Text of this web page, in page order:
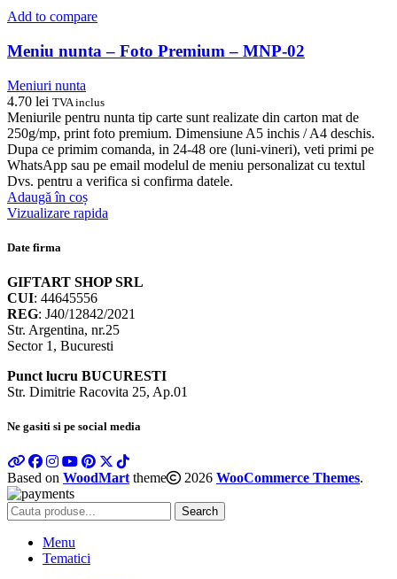
Add to compare
Meniu nunta – Foto Premium – MNP-02
Meniuri nunta
4.70 lei TVA inclus
Meniurile pentru nunta tip carte sunt realizate din carton mat de
250g/mp, print foto premium. Dimensiune A5 inchis / A4 deschis.
Dupa ce primim comanda, in 24-48 ore (luni-vineri), veti primi pe
WhatsApp sau pe email modelul de meniu personalizat cu textul
Dvs. pentru a verifica si confirma datele.
Adaugă în coș
Vizualizare rapida
Date firma
GIFTART SHOP SRL
CUI: 44645556
REG: J40/12842/2021
Str. Argentina, nr.25
Sector 1, Bucuresti
Punct lucru BUCURESTI
Str. Dimitrie Racovita 25, Ap.01
Ne gasiti si pe social media
Based on WoodMart theme 2026 WooCommerce Themes.
Search
Menu
Tematici